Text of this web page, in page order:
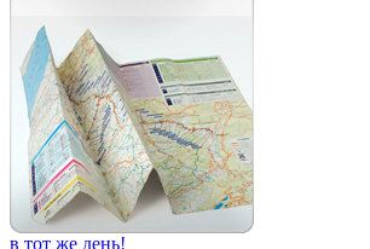
в тот же день!